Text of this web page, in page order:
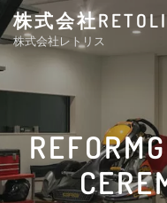
Skip
to
content
株式会社
株式会社レトリス